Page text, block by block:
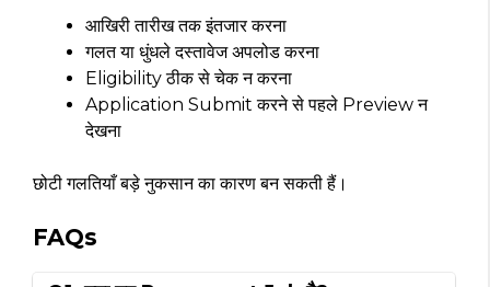
आखिरी तारीख तक इंतजार करना
गलत या धुंधले दस्तावेज अपलोड करना
Eligibility ठीक से चेक न करना
Application Submit करने से पहले Preview न
देखना
छोटी गलतियाँ बड़े नुकसान का कारण बन सकती हैं।
FAQs